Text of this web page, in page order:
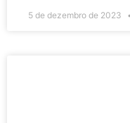
5 de dezembro de 2023